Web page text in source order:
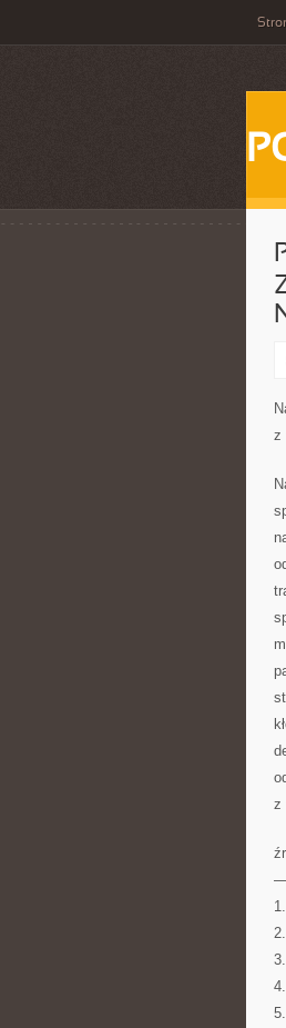
z
z
1.
2.
3.
4.
5.